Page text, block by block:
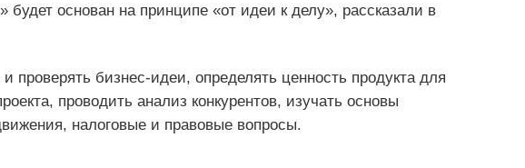
основан на принципе «от идеи к делу», рассказали в
проверять бизнес-идеи, определять ценность продукта для
проводить анализ конкурентов, изучать основы
налоговые и правовые вопросы.